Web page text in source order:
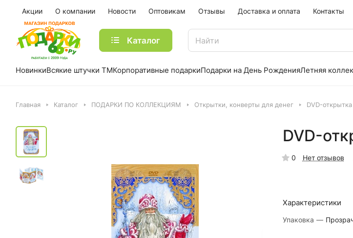
Акции О компании Новости Оптовикам Отзывы Доставка и оплата Контакты
Каталог
НовинкиВсякие штучки ТМКорпоративные подаркиПодарки на День РожденияЛетняя
Главная Каталог ПОДАРКИ ПО КОЛЛЕКЦИЯМ Открытки, конверты для денег DVD-
DVD-
0 Нет отзывов
Характеристики
Упаковка —